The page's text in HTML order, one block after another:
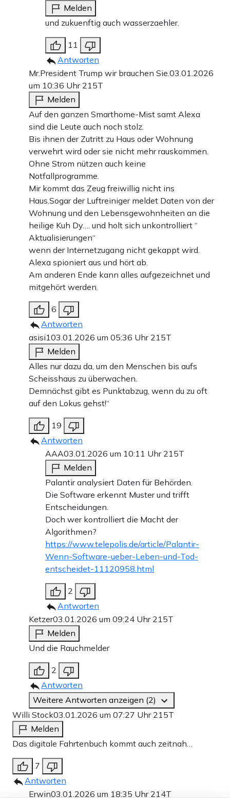
Melden
und zukuenftig auch wasserzaehler.
11
Antworten
Mr.President Trump wir brauchen Sie. 03.01.2026
um 10:36 Uhr 215T
Melden
Auf den ganzen Smarthome-Mist samt Alexa
sind die Leute auch noch stolz.
Bis ihnen der Zutritt zu Haus oder Wohnung
verwehrt wird oder sie nicht mehr rauskommen.
Ohne Strom nützen auch keine
Notfallprogramme.
Mir kommt das Zeug freiwillig nicht ins
Haus.Sogar der Luftreiniger meldet Daten von der
Wohnung und den Lebensgewohnheiten an die
heilige Kuh Dy…. und holt sich unkontrolliert “
Aktualisierungen“
wenn der Internetzugang nicht gekappt wird.
Alexa spioniert aus und hört ab.
Am anderen Ende kann alles aufgezeichnet und
mitgehört werden.
6
Antworten
asisi103.01.2026 um 05:36 Uhr 215T
Melden
Alles nur dazu da, um den Menschen bis aufs
Scheisshaus zu überwachen.
Demnächst gibt es Punktabzug, wenn du zu oft
auf den Lokus gehst!“
19
Antworten
AAA03.01.2026 um 10:11 Uhr 215T
Melden
Palantir analysiert Daten für Behörden.
Die Software erkennt Muster und trifft
Entscheidungen.
Doch wer kontrolliert die Macht der
Algorithmen?
https://www.telepolis.de/article/Palantir-
Wenn-Software-ueber-Leben-und-Tod-
entscheidet-11120958.html
2
Antworten
Ketzer03.01.2026 um 09:24 Uhr 215T
Melden
Und die Rauchmelder
2
Antworten
Weitere Antworten anzeigen (2)
Willi Stock03.01.2026 um 07:27 Uhr 215T
Melden
Das digitale Fahrtenbuch kommt auch zeitnah…
7
Antworten
Erwin03.01.2026 um 18:35 Uhr 214T